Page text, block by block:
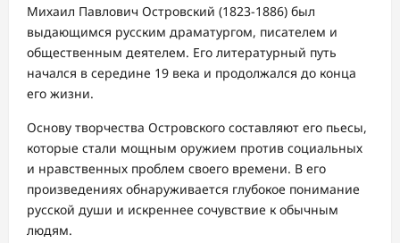
Михаил Павлович Островский (1823-1886) был
выдающимся русским драматургом, писателем и
общественным деятелем. Его литературный путь
начался в середине 19 века и продолжался до конца
его жизни.
Основу творчества Островского составляют его пьесы,
которые стали мощным оружием против социальных
и нравственных проблем своего времени. В его
произведениях обнаруживается глубокое понимание
русской души и искреннее сочувствие к обычным
людям.